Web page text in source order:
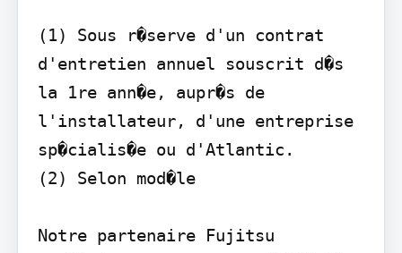
(1) Sous r�serve d'un contrat
d'entretien annuel souscrit d�s
la 1re ann�e, aupr�s de
l'installateur, d'une entreprise
sp�cialis�e ou d'Atlantic.
(2) Selon mod�le
Notre partenaire Fujitsu